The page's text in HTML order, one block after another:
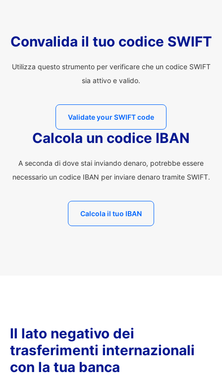
Convalida il tuo codice SWIFT
Utilizza questo strumento per verificare che un codice SWIFT
sia attivo e valido.
Validate your SWIFT code
Calcola un codice IBAN
A seconda di dove stai inviando denaro, potrebbe essere
necessario un codice IBAN per inviare denaro tramite SWIFT.
Calcola il tuo IBAN
Il lato negativo dei
trasferimenti internazionali
con la tua banca